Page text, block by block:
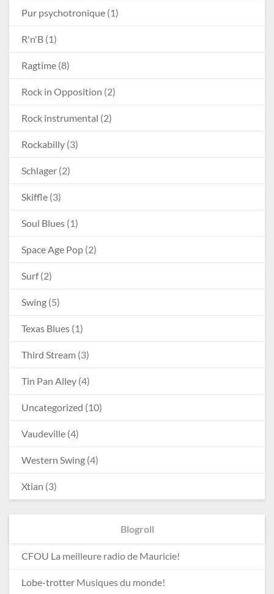
Pur psychotronique (1)
R'n'B (1)
Ragtime (8)
Rock in Opposition (2)
Rock instrumental (2)
Rockabilly (3)
Schlager (2)
Skiffle (3)
Soul Blues (1)
Space Age Pop (2)
Surf(2)
Swing (5)
Texas Blues (1)
Third Stream (3)
Tin Pan Alley (4)
Uncategorized (10)
Vaudeville (4)
Western Swing (4)
Xtian (3)
Blogroll
CFOU La meilleure radio de Mauricie!
Lobe-trotter Musiques du monde!